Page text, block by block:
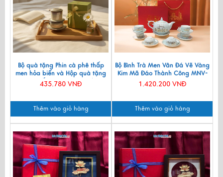
Bộ quà tặng Phin cà phê thấp
men hỏa biến và Hộp quà tặng
cao cấp MNV-CFVH03/2
435.780 VNĐ
Thêm vào giỏ hàng
Bộ Bình Trà Men Vân Đá Vẽ Vàng
Kim Mã Đáo Thành Công MNV-
BTV11
1.420.200 VNĐ
Thêm vào giỏ hàng